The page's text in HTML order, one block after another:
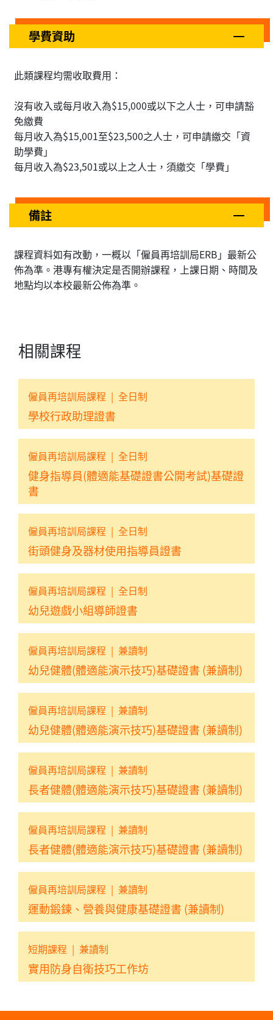
學費資助
此類課程均需收取費用：
沒有收入或每月收入為$15,000或以下之人士，可申請豁
免繳費
每月收入為$15,001至$23,500之人士，可申請繳交「資
助學費」
每月收入為$23,501或以上之人士，須繳交「學費」
備註
課程資料如有改動，一概以「僱員再培訓局ERB」最新公
佈為準。港專有權決定是否開辦課程，上課日期、時間及
地點均以本校最新公佈為準。
相關課程
僱員再培訓局課程 | 全日制
學校行政助理證書
僱員再培訓局課程 | 全日制
健身指導員(體適能基礎證書公開考試)基礎證
書
僱員再培訓局課程 | 全日制
街頭健身及器材使用指導員證書
僱員再培訓局課程 | 全日制
幼兒遊戲小組導師證書
僱員再培訓局課程 | 兼讀制
幼兒健體(體適能演示技巧)基礎證書 (兼讀制)
僱員再培訓局課程 | 兼讀制
幼兒健體(體適能演示技巧)基礎證書 (兼讀制)
僱員再培訓局課程 | 兼讀制
長者健體(體適能演示技巧)基礎證書 (兼讀制)
僱員再培訓局課程 | 兼讀制
長者健體(體適能演示技巧)基礎證書 (兼讀制)
僱員再培訓局課程 | 兼讀制
運動鍛鍊、營養與健康基礎證書 (兼讀制)
短期課程 | 兼讀制
實用防身自衛技巧工作坊